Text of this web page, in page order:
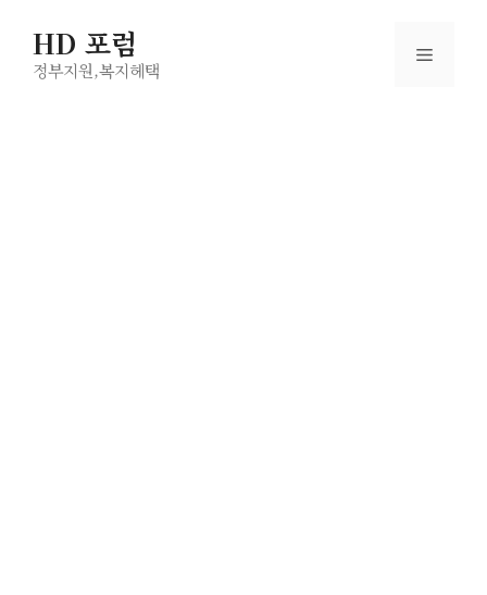
HD 포럼
정부지원,복지헤택
메